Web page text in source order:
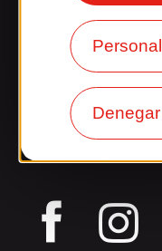
Nuestros folletos
Nuestro blog
¡Únete a
Gaillarde!